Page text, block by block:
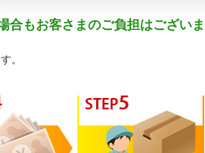
合もお客さまのご負担はございま
。